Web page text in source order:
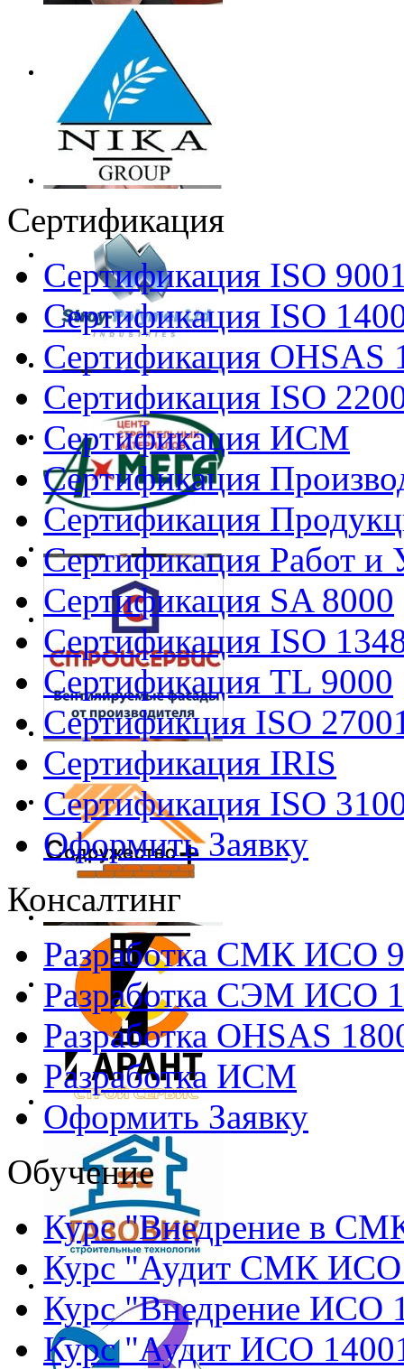
Сертификация
Сертификация ISO
Сертификация ISO
Сертификация OHSAS
Сертификация ISO
Сертификация ИСМ
Сертификация
Сертификация
Сертификация Работ и
Сертификация SA 8000
Сертификация ISO
Сертификация TL 9000
Сертификция ISO
Сертификация IRIS
Сертификация ISO
Оформить Заявку
Консалтинг
Разработка СМК ИСО
Разработка СЭМ ИСО
Разработка OHSAS
Разработка ИСМ
Оформить Заявку
Обучение
Курс "Внедрение в
Курс "Аудит СМК ИСО
Курс "Внедрение ИСО
Курс "Аудит ИСО